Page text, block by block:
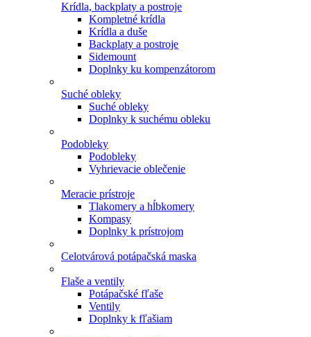
Krídla, backplaty a postroje
Kompletné krídla
Krídla a duše
Backplaty a postroje
Sidemount
Doplnky ku kompenzátorom
Suché obleky
Suché obleky
Doplnky k suchému obleku
Podobleky
Podobleky
Vyhrievacie oblečenie
Meracie prístroje
Tlakomery a hĺbkomery
Kompasy
Doplnky k prístrojom
Celotvárová potápačská maska
Flaše a ventily
Potápačské fľaše
Ventily
Doplnky k fľašiam